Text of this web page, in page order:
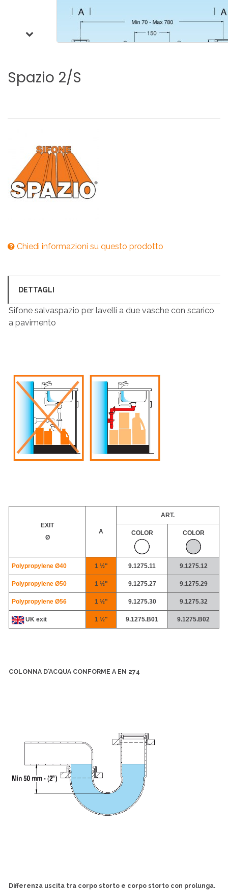
Spazio 2/S
Chiedi informazioni su questo prodotto
DETTAGLI
Sifone salvaspazio per lavelli a due vasche con scarico
a pavimento
EXIT
Ø
A
ART.
COLOR COLOR
Polypropylene Ø40 1 ½" 9.1275.11 9.1275.12
Polypropylene Ø50 1 ½" 9.1275.27 9.1275.29
Polypropylene Ø56 1 ½" 9.1275.30 9.1275.32
UK exit 1 ½" 9.1275.B01 9.1275.B02
COLONNA D'ACQUA CONFORME A EN 274
Differenza uscita tra corpo storto e corpo storto con prolunga.